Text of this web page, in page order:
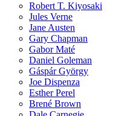
Robert T. Kiyosaki
Jules Verne
Jane Austen
Gary Chapman
Gabor Maté
Daniel Goleman
Gáspár György
Joe Dispenza
Esther Perel
Brené Brown